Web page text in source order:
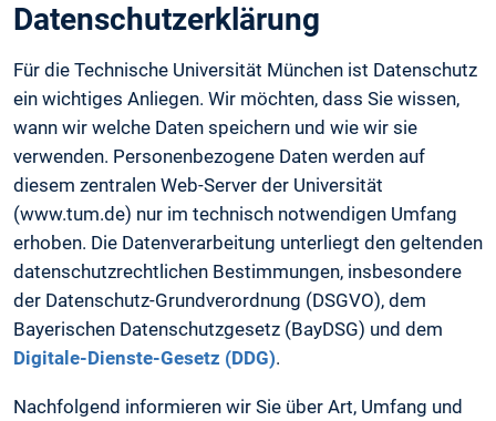
Daten­schutz­erklärung
Für die Technische Universität München ist Datenschutz
ein wichtiges Anliegen. Wir möchten, dass Sie wissen,
wann wir welche Daten speichern und wie wir sie
verwenden. Personenbezogene Daten werden auf
diesem zentralen Web-Server der Universität
(www.tum.de) nur im technisch notwendigen Umfang
erhoben. Die Datenverarbeitung unterliegt den geltenden
datenschutzrechtlichen Bestimmungen, insbesondere
der Datenschutz-Grundverordnung (DSGVO), dem
Bayerischen Datenschutzgesetz (BayDSG) und dem
Digitale-Dienste-Gesetz (DDG).
Nachfolgend informieren wir Sie über Art, Umfang und